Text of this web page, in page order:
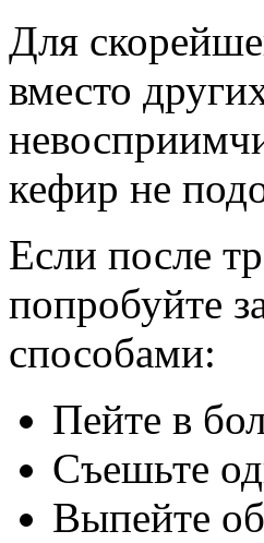
Для
вместо
кефир не
Если после
попробуйте
способами:
Пейте в
Съешьте
Выпейте